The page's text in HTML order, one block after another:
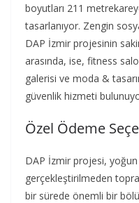
boyutları 211
tasarlanıyor. Zengin
DAP İzmir projesinin
arasında, ise, fitness
galerisi ve moda &
güvenlik hizmeti
Özel Ödeme
DAP İzmir projesi,
gerçekleştirilmeden
bir sürede önemli bir